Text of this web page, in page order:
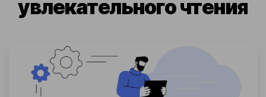
увлекательного чтения